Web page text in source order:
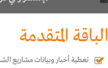
الباقة المتقدمة
تغطية أخبار وبيانات مشاريع